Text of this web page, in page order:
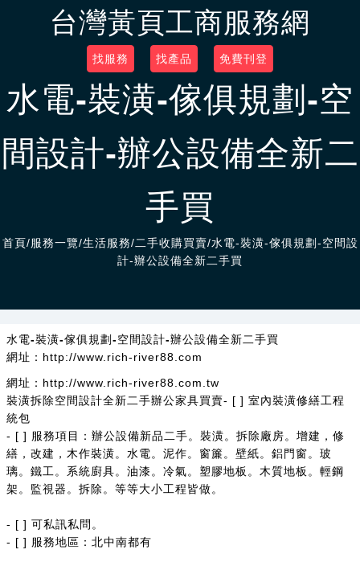
台灣黃頁工商服務網
找服務 找產品 免費刊登
水電-裝潢-傢俱規劃-空
間設計-辦公設備全新二
手買
首頁/服務一覽/生活服務/二手收購買賣/水電-裝潢-傢俱規劃-空間設
計-辦公設備全新二手買
水電-裝潢-傢俱規劃-空間設計-辦公設備全新二手買
網址：http://www.rich-river88.com
網址：http://www.rich-river88.com.tw
裝潢拆除空間設計全新二手辦公家具買賣- [ ] 室內裝潢修繕工程
統包
- [ ] 服務項目：辦公設備新品二手。裝潢。拆除廠房。增建，修
繕，改建，木作裝潢。水電。泥作。窗簾。壁紙。鋁門窗。玻
璃。鐵工。系統廚具。油漆。冷氣。塑膠地板。木質地板。輕鋼
架。監視器。拆除。等等大小工程皆做。
- [ ] 可私訊私問。
- [ ] 服務地區：北中南都有